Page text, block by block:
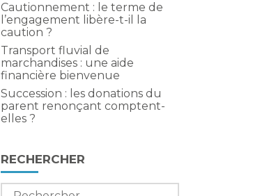
Cautionnement : le terme de
l’engagement libère-t-il la
caution ?
Transport fluvial de
marchandises : une aide
financière bienvenue
Succession : les donations du
parent renonçant comptent-
elles ?
RECHERCHER
Rechercher :